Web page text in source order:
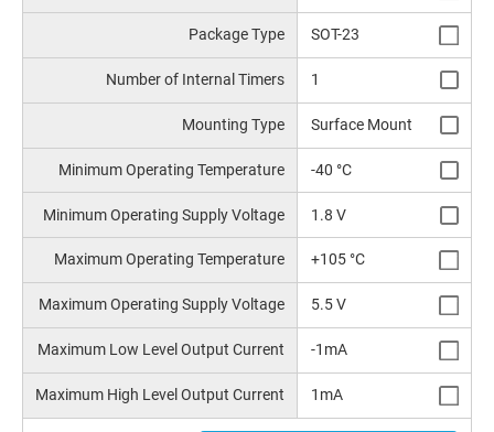
Package Type SOT-23
Number of Internal Timers 1
Mounting Type Surface Mount
Minimum Operating Temperature -40 °C
Minimum Operating Supply Voltage 1.8 V
Maximum Operating Temperature +105 °C
Maximum Operating Supply Voltage 5.5 V
Maximum Low Level Output Current -1mA
Maximum High Level Output Current 1mA